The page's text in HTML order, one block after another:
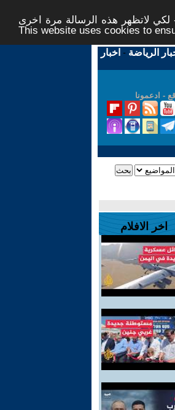
لاتظهر هذه الرسالة مرة اخرى -
This website uses cookies to
الرياضة - اخبار
- ادعمونا
اخر الافلام